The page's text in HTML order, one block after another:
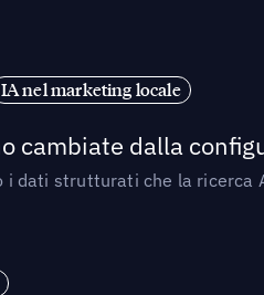
IA nel marketing locale
cambiate dalla
dati strutturati che la ricerca